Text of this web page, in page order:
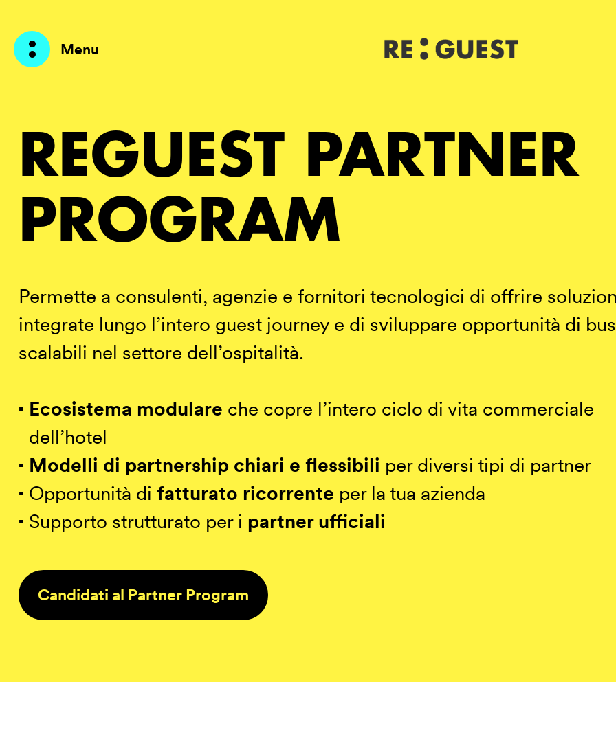
Menu
Prodotti
AI Agents
Soluzioni
Prezzi
Su di me
IT EN
REGUEST PARTNER
PROGRAM
Permette a consulenti, agenzie e fornitori tecnologici di offrire
integrate lungo l’intero guest journey e di sviluppare opportunità di
scalabili nel settore dell’ospitalità.
Ecosistema modulare che copre l’intero ciclo di vita commerciale
dell’hotel
Modelli di partnership chiari e flessibili per diversi tipi di partner
Opportunità di fatturato ricorrente per la tua azienda
Supporto strutturato per i partner ufficiali
Candidati al Partner Program